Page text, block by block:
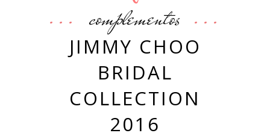
complementos
JIMMY CHOO
BRIDAL
COLLECTION
2016